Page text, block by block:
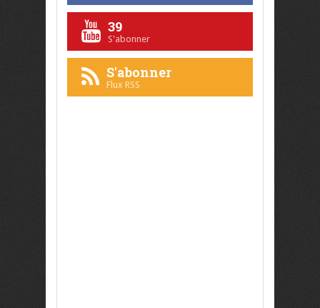
39
S'abonner
S'abonner
Flux RSS